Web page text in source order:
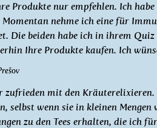
Produkte nur empfehlen. Ich
Momentan nehme ich eine für
Die beiden habe ich in ihrem
Ihre Produkte kaufen. Ich
zufrieden mit den
selbst wenn sie in kleinen
zu den Tees erhalten, die ich